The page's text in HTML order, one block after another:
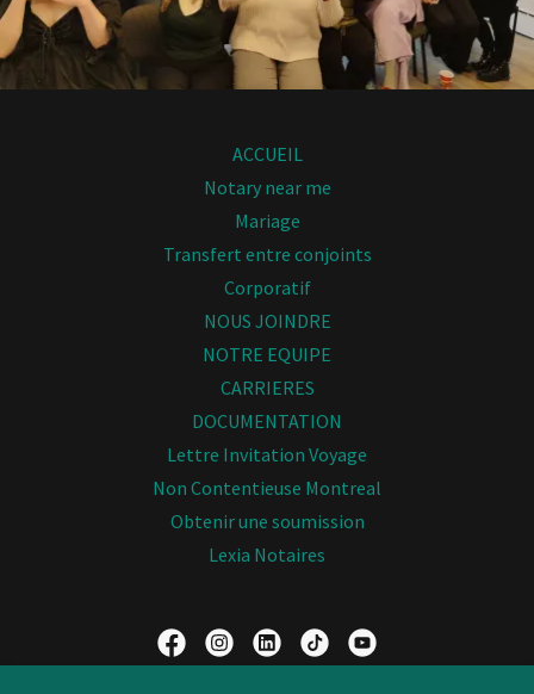
ACCUEIL
Notary near me
Mariage
Transfert entre conjoints
Corporatif
NOUS JOINDRE
NOTRE EQUIPE
CARRIERES
DOCUMENTATION
Lettre Invitation Voyage
Non Contentieuse Montreal
Obtenir une soumission
Lexia Notaires